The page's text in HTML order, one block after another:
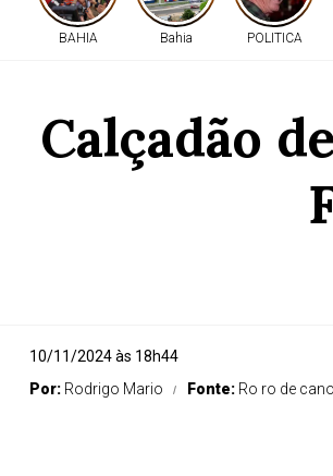
BAHIA Bahia POLITICA
Calçadão
10/11/2024 às 18h44
Por: Rodrigo Mario Fonte: Ro ro de cano